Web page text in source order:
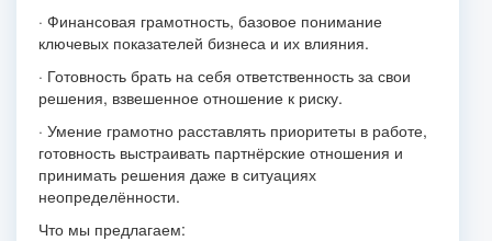
· Финансовая грамотность, базовое понимание
ключевых показателей бизнеса и их влияния.
· Готовность брать на себя ответственность за свои
решения, взвешенное отношение к риску.
· Умение грамотно расставлять приоритеты в работе,
готовность выстраивать партнёрские отношения и
принимать решения даже в ситуациях
неопределённости.
Что мы предлагаем: